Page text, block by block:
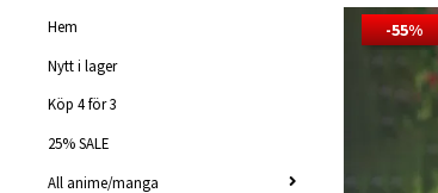
Hem
Nytt i lager
Köp 4 för 3
25% SALE
All anime/manga
-55%